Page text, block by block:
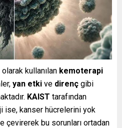
kullanılan kemoterapi
yan etki ve direnç gibi
KAIST tarafından
ise, kanser hücrelerini yok
çevirerek bu sorunları ortadan